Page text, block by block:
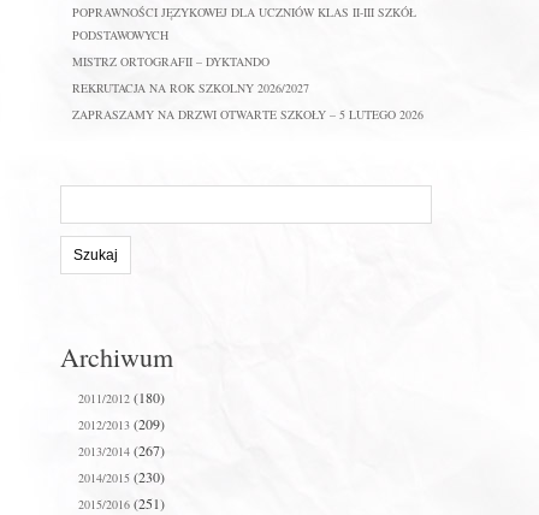
POPRAWNOŚCI JĘZYKOWEJ DLA UCZNIÓW KLAS II-III SZKÓŁ
PODSTAWOWYCH
MISTRZ ORTOGRAFII – DYKTANDO
REKRUTACJA NA ROK SZKOLNY 2026/2027
ZAPRASZAMY NA DRZWI OTWARTE SZKOŁY – 5 LUTEGO 2026
stronie:
Archiwum
2011/2012(180)
2012/2013(209)
2013/2014(267)
2014/2015(230)
2015/2016(251)